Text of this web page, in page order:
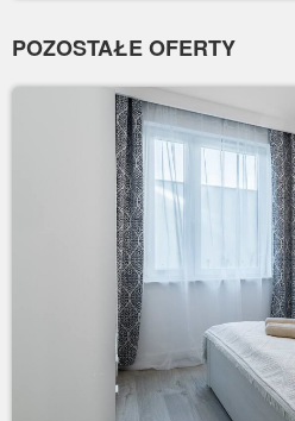
POZOSTAŁE OFERTY